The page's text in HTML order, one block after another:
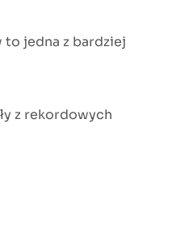
jedna z bardziej
z rekordowych